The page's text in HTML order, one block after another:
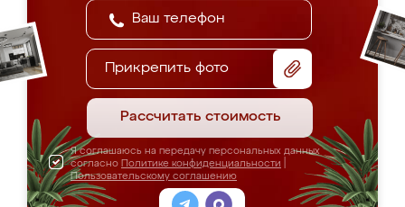
Прикрепить фото
Рассчитать стоимость
Я соглашаюсь на передачу персональных данных
согласно Политике конфиденциальности
Пользовательскому соглашению